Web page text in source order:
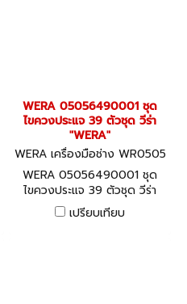
WERA 05056490001 ชุด
ไขควงประแจ 39 ตัวชุด วีร่า
"WERA"
WERA เครื่องมือช่าง WR0505
6490001
WERA 05056490001 ชุด
ไขควงประแจ 39 ตัวชุด วีร่า
"WERA"
เปรียบเทียบ